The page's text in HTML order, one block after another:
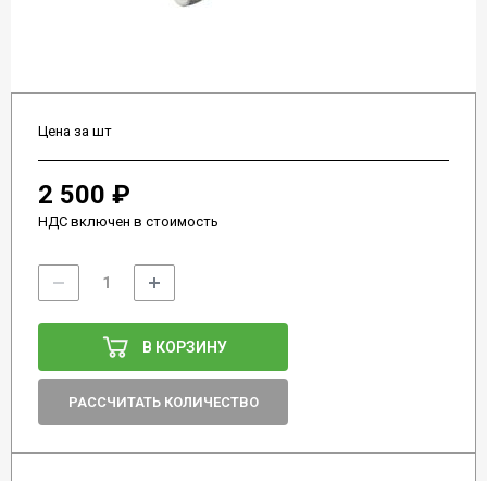
Цена за шт
2 500 ₽
НДС включен в стоимость
В КОРЗИНУ
РАССЧИТАТЬ КОЛИЧЕСТВО